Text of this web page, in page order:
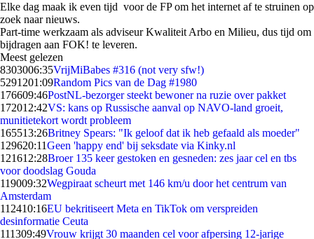
Elke dag maak ik even tijd voor de FP om het internet af te struinen op
zoek naar nieuws.
Part-time werkzaam als adviseur Kwaliteit Arbo en Milieu, dus tijd om
bijdragen aan FOK! te leveren.
Meest gelezen
8303006:35VrijMiBabes #316 (not very sfw!)
5291201:09Random Pics van de Dag #1980
176609:46PostNL-bezorger steekt bewoner na ruzie over pakket
172012:42VS: kans op Russische aanval op NAVO-land groeit,
munitietekort wordt probleem
165513:26Britney Spears: "Ik geloof dat ik heb gefaald als moeder"
129620:11Geen 'happy end' bij seksdate via Kinky.nl
121612:28Broer 135 keer gestoken en gesneden: zes jaar cel en tbs
voor doodslag Gouda
119009:32Wegpiraat scheurt met 146 km/u door het centrum van
Amsterdam
112410:16EU bekritiseert Meta en TikTok om verspreiden
desinformatie Ceuta
111309:49Vrouw krijgt 30 maanden cel voor afpersing 12-jarige